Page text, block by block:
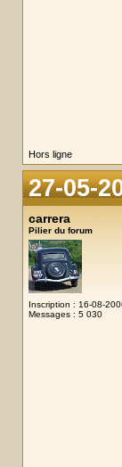
Hors ligne
27-05-
carrera
Pilier du forum
Inscription : 16-08-
Messages : 5 030